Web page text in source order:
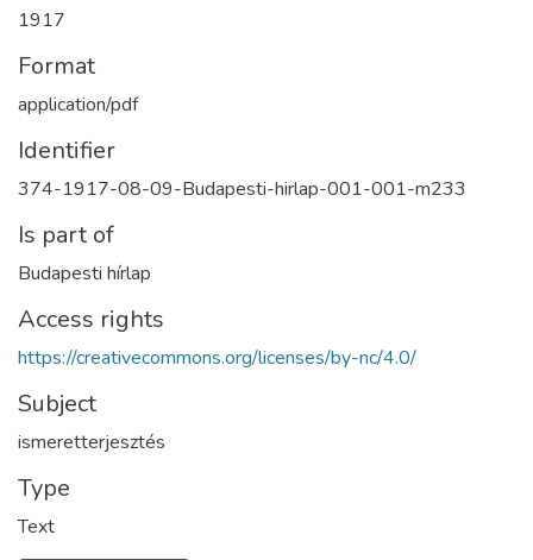
1917
Format
application/pdf
Identifier
374-1917-08-09-Budapesti-hirlap-001-001-m233
Is part of
Budapesti hírlap
Access rights
https://creativecommons.org/licenses/by-nc/4.0/
Subject
ismeretterjesztés
Type
Text